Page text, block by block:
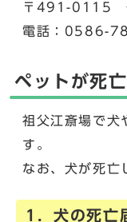
〒491-0115
電話：0586-
ペットが死
祖父江斎場で犬
す。
なお、犬が死亡
1．犬の死亡